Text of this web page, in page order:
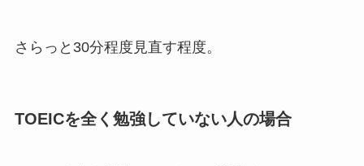
さらっと30分程度見直す程度。
TOEICを全く勉強していない人の場合